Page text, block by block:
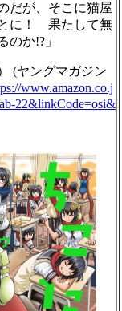
だが、そこに猫屋
に！ 果たして無
のか!?」
(ヤングマガジン
www.amazon.co.j
22&linkCode=osi&